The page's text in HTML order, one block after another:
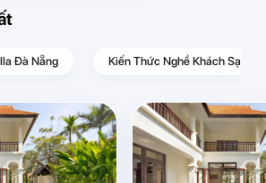
Đà Nẵng Kiến Thức Nghề Khách Sạn –